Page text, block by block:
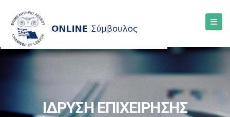
ΙΔΡΥΣΗ ΕΠΙΧΕΙΡΗΣΗΣ